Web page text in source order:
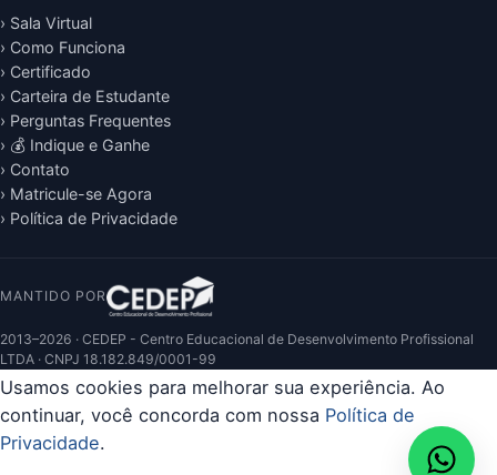
› Sala Virtual
› Como Funciona
› Certificado
› Carteira de Estudante
› Perguntas Frequentes
› 💰 Indique e Ganhe
› Contato
› Matricule-se Agora
› Política de Privacidade
MANTIDO POR
2013–2026 · CEDEP - Centro Educacional de Desenvolvimento Profissional
LTDA · CNPJ 18.182.849/0001-99
Usamos cookies para melhorar sua experiência. Ao
continuar, você concorda com nossa Política de
Privacidade.